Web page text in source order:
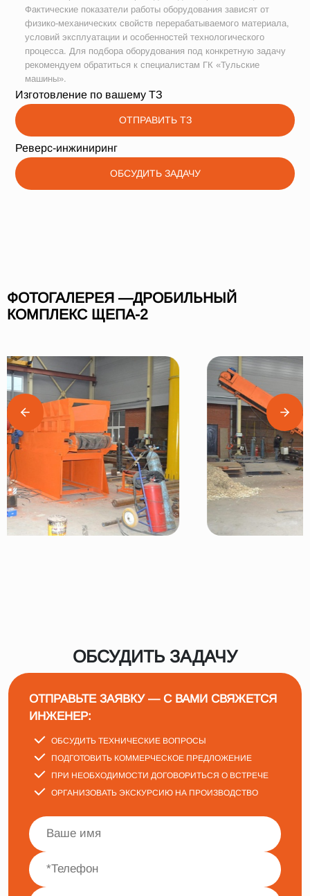
Фактические показатели работы оборудования зависят от
физико-механических свойств перерабатываемого материала,
условий эксплуатации и особенностей технологического
процесса. Для подбора оборудования под конкретную задачу
рекомендуем обратиться к специалистам ГК «Тульские
машины».
Изготовление по вашему ТЗ
ОТПРАВИТЬ ТЗ
Реверс-инжиниринг
ОБСУДИТЬ ЗАДАЧУ
ФОТОГАЛЕРЕЯ —ДРОБИЛЬНЫЙ
КОМПЛЕКС ЩЕПА-2
ОБСУДИТЬ ЗАДАЧУ
ОТПРАВЬТЕ ЗАЯВКУ — С ВАМИ СВЯЖЕТСЯ
ИНЖЕНЕР:
ОБСУДИТЬ ТЕХНИЧЕСКИЕ ВОПРОСЫ
ПОДГОТОВИТЬ КОММЕРЧЕСКОЕ ПРЕДЛОЖЕНИЕ
ПРИ НЕОБХОДИМОСТИ ДОГОВОРИТЬСЯ О ВСТРЕЧЕ
ОРГАНИЗОВАТЬ ЭКСКУРСИЮ НА ПРОИЗВОДСТВО